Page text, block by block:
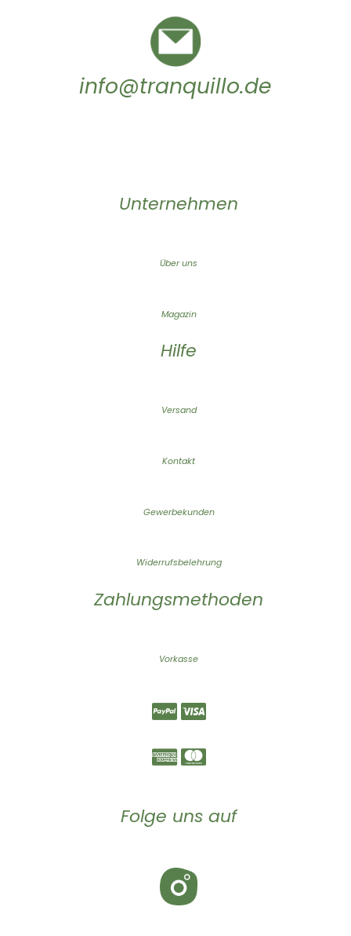
info@tranquillo.de
Unternehmen
Über uns
Magazin
Hilfe
Versand
Kontakt
Gewerbekunden
Widerrufsbelehrung
Zahlungsmethoden
Vorkasse
Folge uns auf